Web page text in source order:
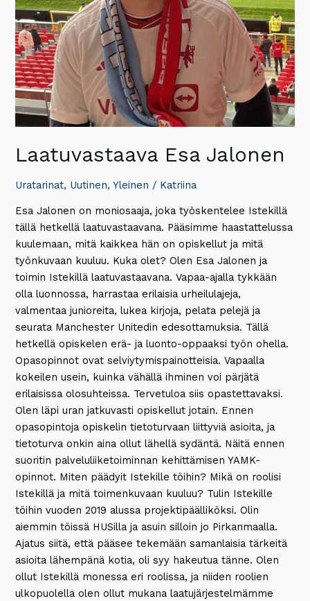
Laatuvastaava Esa Jalonen
Uratarinat, Uutinen,Yleinen / Katriina
Esa Jalonen on moniosaaja, joka työskentelee Istekillä
tällä hetkellä laatuvastaavana. Pääsimme haastattelussa
kuulemaan, mitä kaikkea hän on opiskellut ja mitä
työnkuvaan kuuluu. Kuka olet? Olen Esa Jalonen ja
toimin Istekillä laatuvastaavana. Vapaa-ajalla tykkään
olla luonnossa, harrastaa erilaisia urheilulajeja,
valmentaa junioreita, lukea kirjoja, pelata pelejä ja
seurata Manchester Unitedin edesottamuksia. Tällä
hetkellä opiskelen erä- ja luonto-oppaaksi työn ohella.
Opasopinnot ovat selviytymispainotteisia. Vapaalla
kokeilen usein, kuinka vähällä ihminen voi pärjätä
erilaisissa olosuhteissa. Tervetuloa siis opastettavaksi.
Olen läpi uran jatkuvasti opiskellut jotain. Ennen
opasopintoja opiskelin tietoturvaan liittyviä asioita, ja
tietoturva onkin aina ollut lähellä sydäntä. Näitä ennen
suoritin palveluliiketoiminnan kehittämisen YAMK-
opinnot. Miten päädyit Istekille töihin? Mikä on roolisi
Istekillä ja mitä toimenkuvaan kuuluu? Tulin Istekille
töihin vuoden 2019 alussa projektipäälliköksi. Olin
aiemmin töissä HUSilla ja asuin silloin jo Pirkanmaalla.
Ajatus siitä, että pääsee tekemään samanlaisia tärkeitä
asioita lähempänä kotia, oli syy hakeutua tänne. Olen
ollut Istekillä monessa eri roolissa, ja niiden roolien
ulkopuolella olen ollut mukana laatujärjestelmämme